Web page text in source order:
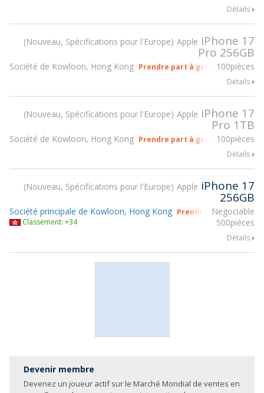
Détails
Nouveau, Spécifications pour l'Europe Apple iPhone 17
Pro 256GB
100pièces
Société de Kowloon, Hong Kong Prendre part à gsmX Hong Kong
Détails
Nouveau, Spécifications pour l'Europe Apple iPhone 17
Pro 1TB
100pièces
Société de Kowloon, Hong Kong Prendre part à gsmX Hong Kong
Détails
Nouveau, Spécifications pour l'Europe Apple iPhone 17
256GB
Negociable
500pièces
Société principale de Kowloon, Hong Kong Prendre part à gsmX
Classement: +34
Détails
Devenir membre
Devenez un joueur actif sur le Marché Mondial de ventes en